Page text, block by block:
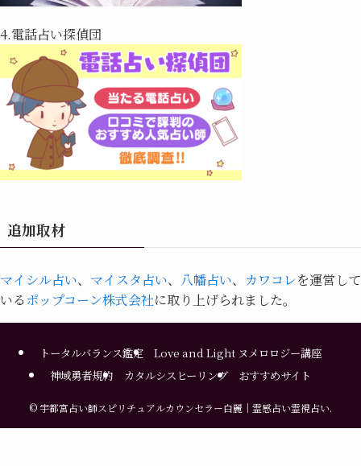
4.電話占い探偵団
追加取材
マイシル占い、 マイスタ占い、 八幡占い、 カワコレを運営して
いる ポップコーン株式会社に取り上げられました。
トータルバランス鑑定
Love and Light ヌメロロジー講座
神域勇者規約
カタルシスヒーリング おすすめサイト
©宇都宮占い師スピリチュアルカウンセラー白麗｜霊感占い霊視占い.